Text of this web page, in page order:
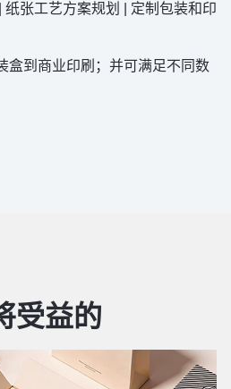
纸张工艺方案规划 | 定制包装和印
到商业印刷；并可满足不同数
受益的